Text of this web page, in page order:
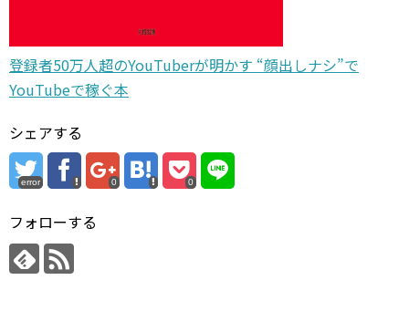
登録者50万人超のYouTuberが明かす “顔出しナシ”で
YouTubeで稼ぐ本
シェアする
error 0 0
フォローする